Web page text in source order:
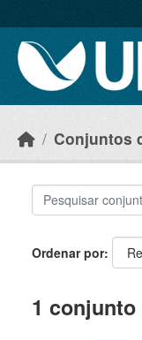
Conjuntos
Ordenar por
1